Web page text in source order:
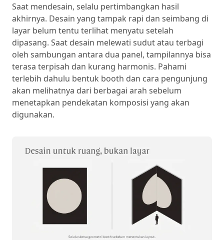
Saat mendesain, selalu pertimbangkan hasil
akhirnya. Desain yang tampak rapi dan seimbang di
layar belum tentu terlihat menyatu setelah
dipasang. Saat desain melewati sudut atau terbagi
oleh sambungan antara dua panel, tampilannya bisa
terasa terpisah dan kurang harmonis. Pahami
terlebih dahulu bentuk booth dan cara pengunjung
akan melihatnya dari berbagai arah sebelum
menetapkan pendekatan komposisi yang akan
digunakan.